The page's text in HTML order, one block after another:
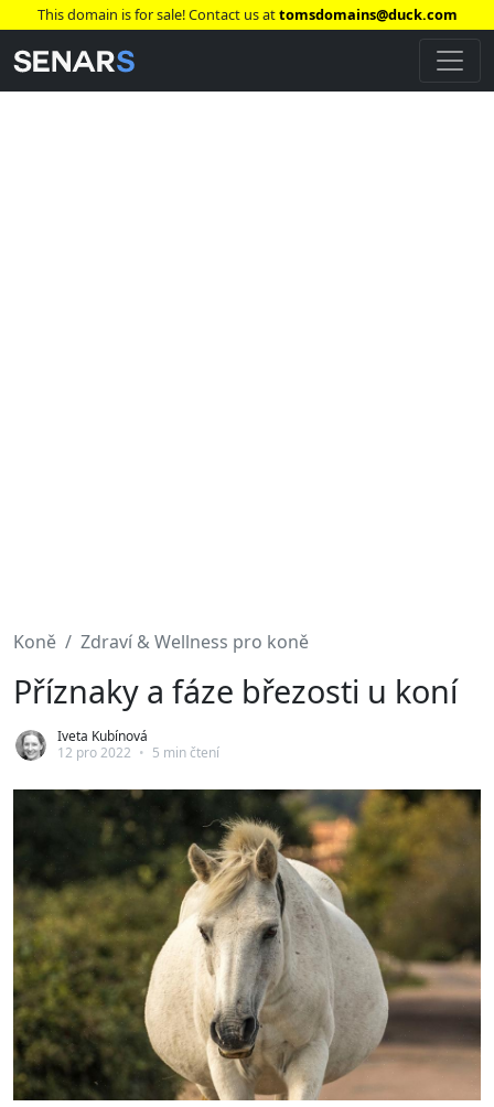
This domain is for sale! Contact us attomsdomains@duck.com
Koně Zdraví & Wellness pro koně
Příznaky a fáze březosti u koní
Iveta Kubínová
12 pro 2022 • 5 min čtení